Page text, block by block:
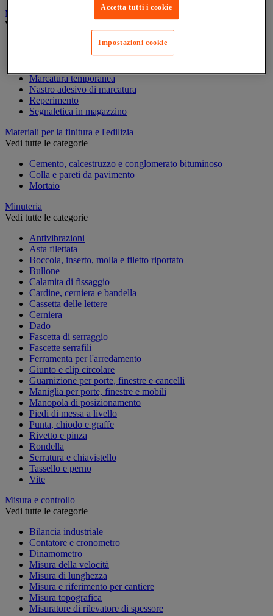
Marcatura
Vedi tutte le categorie
Marcatura industriale
Marcatura temporanea
Nastro adesivo di marcatura
Reperimento
Segnaletica in magazzino
Materiali per la finitura e l'edilizia
Vedi tutte le categorie
Cemento, calcestruzzo e conglomerato bituminoso
Colla e pareti da pavimento
Mortaio
Minuteria
Vedi tutte le categorie
Antivibrazioni
Asta filettata
Boccola, inserto, molla e filetto riportato
Bullone
Calamita di fissaggio
Cardine, cerniera e bandella
Cassetta delle lettere
Cerniera
Dado
Fascetta di serraggio
Fascette serrafili
Ferramenta per l'arredamento
Giunto e clip circolare
Guarnizione per porte, finestre e cancelli
Maniglia per porte, finestre e mobili
Manopola di posizionamento
Piedi di messa a livello
Punta, chiodo e graffe
Rivetto e pinza
Rondella
Serratura e chiavistello
Tassello e perno
Vite
Misura e controllo
Vedi tutte le categorie
Bilancia industriale
Contatore e cronometro
Dinamometro
Misura della velocità
Misura di lunghezza
Misura e riferimento per cantiere
Misura topografica
Misuratore di rilevatore di spessore
Accetta tutti i cookie
Impostazioni cookie